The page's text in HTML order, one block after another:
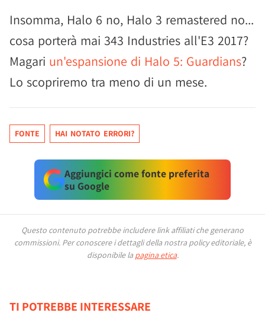
Insomma, Halo 6 no, Halo 3 remastered no...
cosa porterà mai 343 Industries all'E3 2017?
Magari un'espansione di Halo 5: Guardians?
Lo scopriremo tra meno di un mese.
FONTE HAI NOTATO ERRORI?
Aggiungici come fonte preferita
su Google
Questo contenuto potrebbe includere link affiliati che generano
commissioni. Per conoscere i dettagli della nostra policy editoriale, è
disponibile la pagina etica.
TI POTREBBE INTERESSARE